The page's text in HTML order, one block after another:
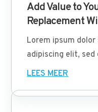
Add Value to
Replacement
Lorem ipsum
adipiscing elit, sed
LEES MEER